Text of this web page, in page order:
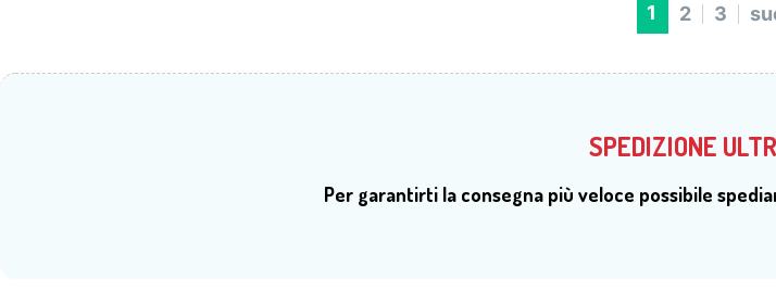
1 2 3
SPEDIZIONE
Per garantirti la consegna più veloce possibile